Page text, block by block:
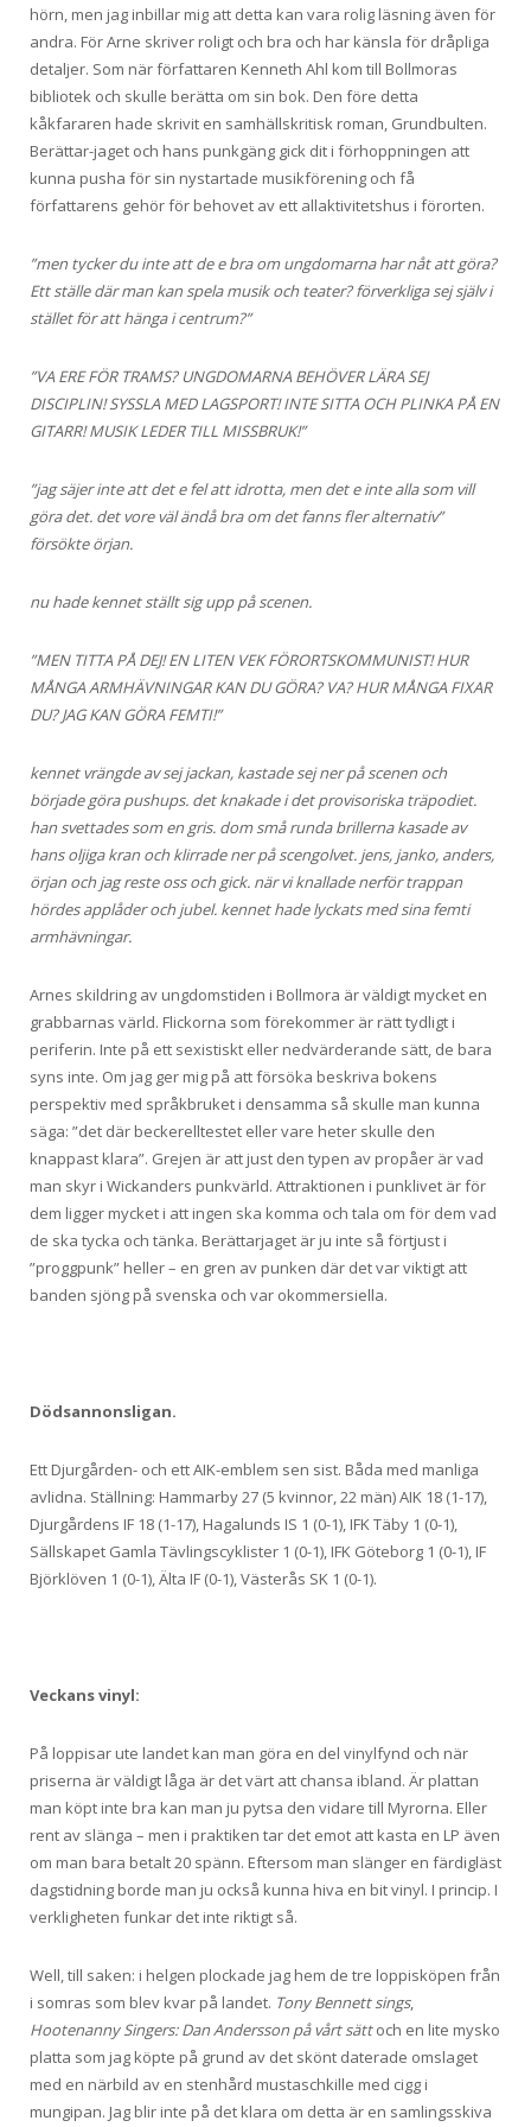
hörn, men jag inbillar mig att detta kan vara rolig läsning även för
andra. För Arne skriver roligt och bra och har känsla för dråpliga
detaljer. Som när författaren Kenneth Ahl kom till Bollmoras
bibliotek och skulle berätta om sin bok. Den före detta
kåkfararen hade skrivit en samhällskritisk roman, Grundbulten.
Berättar-jaget och hans punkgäng gick dit i förhoppningen att
kunna pusha för sin nystartade musikförening och få
författarens gehör för behovet av ett allaktivitetshus i förorten.
”men tycker du inte att de e bra om ungdomarna har nåt att göra?
Ett ställe där man kan spela musik och teater? förverkliga sej själv i
stället för att hänga i centrum?”
”VA ERE FÖR TRAMS? UNGDOMARNA BEHÖVER LÄRA SEJ
DISCIPLIN! SYSSLA MED LAGSPORT! INTE SITTA OCH PLINKA PÅ EN
GITARR! MUSIK LEDER TILL MISSBRUK!”
”jag säjer inte att det e fel att idrotta, men det e inte alla som vill
göra det. det vore väl ändå bra om det fanns fler alternativ”
försökte örjan.
nu hade kennet ställt sig upp på scenen.
”MEN TITTA PÅ DEJ! EN LITEN VEK FÖRORTSKOMMUNIST! HUR
MÅNGA ARMHÄVNINGAR KAN DU GÖRA? VA? HUR MÅNGA FIXAR
DU? JAG KAN GÖRA FEMTI!”
kennet vrängde av sej jackan, kastade sej ner på scenen och
började göra pushups. det knakade i det provisoriska träpodiet.
han svettades som en gris. dom små runda brillerna kasade av
hans oljiga kran och klirrade ner på scengolvet. jens, janko, anders,
örjan och jag reste oss och gick. när vi knallade nerför trappan
hördes applåder och jubel. kennet hade lyckats med sina femti
armhävningar.
Arnes skildring av ungdomstiden i Bollmora är väldigt mycket en
grabbarnas värld. Flickorna som förekommer är rätt tydligt i
periferin. Inte på ett sexistiskt eller nedvärderande sätt, de bara
syns inte. Om jag ger mig på att försöka beskriva bokens
perspektiv med språkbruket i densamma så skulle man kunna
säga: ”det där beckerelltestet eller vare heter skulle den
knappast klara”. Grejen är att just den typen av propåer är vad
man skyr i Wickanders punkvärld. Attraktionen i punklivet är för
dem ligger mycket i att ingen ska komma och tala om för dem vad
de ska tycka och tänka. Berättarjaget är ju inte så förtjust i
”proggpunk” heller – en gren av punken där det var viktigt att
banden sjöng på svenska och var okommersiella.
Dödsannonsligan.
Ett Djurgården- och ett AIK-emblem sen sist. Båda med manliga
avlidna. Ställning: Hammarby 27 (5 kvinnor, 22 män) AIK 18 (1-17),
Djurgårdens IF 18 (1-17), Hagalunds IS 1 (0-1), IFK Täby 1 (0-1),
Sällskapet Gamla Tävlingscyklister 1 (0-1), IFK Göteborg 1 (0-1), IF
Björklöven 1 (0-1), Älta IF (0-1), Västerås SK 1 (0-1).
Veckans vinyl:
På loppisar ute landet kan man göra en del vinylfynd och när
priserna är väldigt låga är det värt att chansa ibland. Är plattan
man köpt inte bra kan man ju pytsa den vidare till Myrorna. Eller
rent av slänga – men i praktiken tar det emot att kasta en LP även
om man bara betalt 20 spänn. Eftersom man slänger en färdigläst
dagstidning borde man ju också kunna hiva en bit vinyl. I princip. I
verkligheten funkar det inte riktigt så.
Well, till saken: i helgen plockade jag hem de tre loppisköpen från
i somras som blev kvar på landet. Tony Bennett sings,
Hootenanny Singers: Dan Andersson på vårt sättoch en lite mysko
platta som jag köpte på grund av det skönt daterade omslaget
med en närbild av en stenhård mustaschkille med cigg i
mungipan. Jag blir inte på det klara om detta är en samlingsskiva